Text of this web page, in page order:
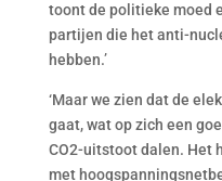
toont de politieke moed
partijen die het anti-
hebben.’
‘Maar we zien dat de
gaat, wat op zich een
CO2-uitstoot dalen. Het
met